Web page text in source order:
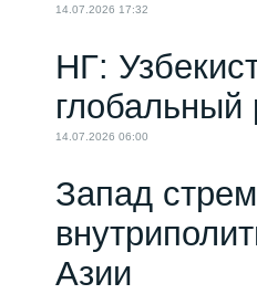
14.07.2026 17:32
НГ:
глобальный
14.07.2026 06:00
Запад
Азии